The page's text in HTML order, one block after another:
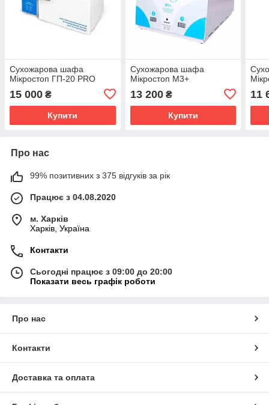
Сухожарова шафа
Мікростоп ГП-20 PRO
15 000 ₴
Купити
Сухожарова шафа
Мікростоп М3+
13 200₴
Купити
11
Про нас
99% позитивних з 375 відгуків за рік
Працює з 04.08.2020
м. Харків
Харків, Україна
Контакти
Сьогодні працює з 09:00 до 20:00
Показати весь графік роботи
Про нас
Контакти
Доставка та оплата